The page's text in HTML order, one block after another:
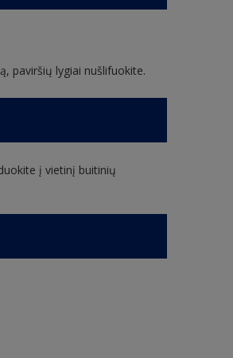
paviršių lygiai nušlifuokite.
į vietinį buitinių